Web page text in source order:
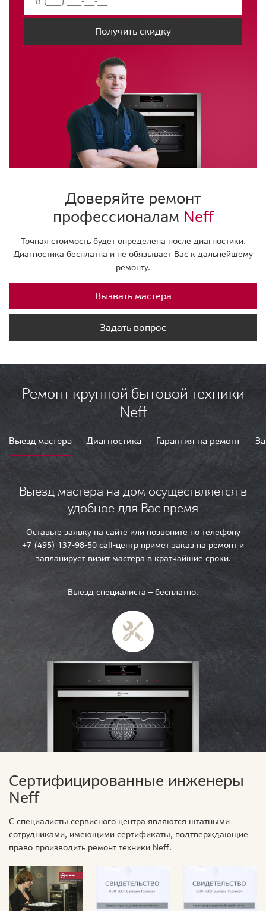
Получить скидку
Доверяйте ремонт
профессионалам Neff
Точная стоимость будет определена после диагностики.
Диагностика бесплатна и не обязывает Вас к дальнейшему
ремонту.
Вызвать мастера
Задать вопрос
Ремонт крупной бытовой техники
Neff
Выезд мастера Диагностика Гарантия на ремонт
Выезд мастера на дом осуществляется в
удобное для Вас время
Оставьте заявку на сайте или позвоните по телефону
+7 (495) 137-98-50 call-центр примет заказ на ремонт и
запланирует визит мастера в кратчайшие сроки.
Выезд специалиста — бесплатно.
Сертифицированные инженеры
Neff
С специалисты сервисного центра являются штатными
сотрудниками, имеющими сертификаты, подтверждающие
право производить ремонт техники Neff.